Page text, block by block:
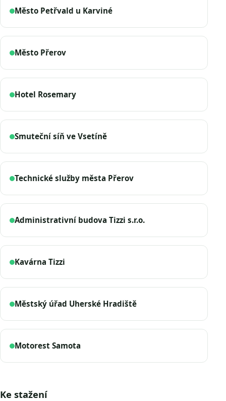
Město Petřvald u Karviné
Město Přerov
Hotel Rosemary
Smuteční síň ve Vsetíně
Technické služby města Přerov
Administrativní budova Tizzi s.r.o.
Kavárna Tizzi
Městský úřad Uherské Hradiště
Motorest Samota
Ke stažení